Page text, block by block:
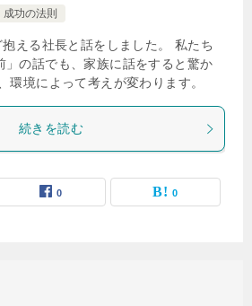
功の法則
える社長と話をしました。 私たち
」の話でも、家族に話をすると驚か
環境によって考えが変わります。
続きを読む
0 0